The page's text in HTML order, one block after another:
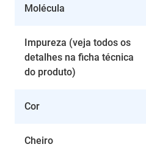
Molécula
Impureza (veja todos os
detalhes na ficha técnica
do produto)
Cor
Cheiro